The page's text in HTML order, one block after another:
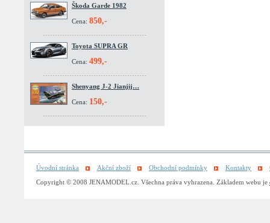
Škoda Garde 1982
Cena: 850,-
Toyota SUPRA GR
Cena: 499,-
Shenyang J-2 Jianjij…
Cena: 150,-
Úvodní stránka Akční zboží Obchodní podmínky Kontakty
Copyright © 2008 JENAMODEL.cz. Všechna práva vyhrazena. Základem webu je